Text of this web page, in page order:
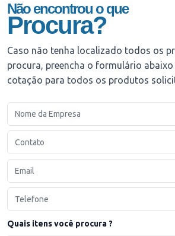
Não encontrou o que
Procura?
Caso não tenha localizado todos os
procura, preencha o formulário abaixo
cotação para todos os produtos
Quais itens você procura ?